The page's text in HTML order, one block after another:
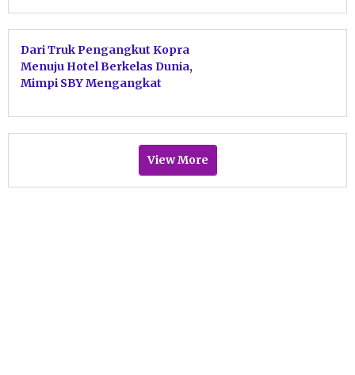
Dari Truk Pengangkut Kopra
Menuju Hotel Berkelas Dunia,
Mimpi SBY Mengangkat
View More